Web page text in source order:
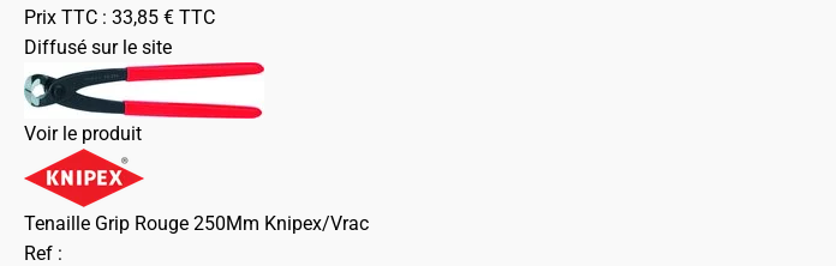
Prix TTC : 33,85 € TTC
Diffusé sur le site
Voir le produit
Tenaille Grip Rouge 250Mm Knipex/Vrac
Ref :